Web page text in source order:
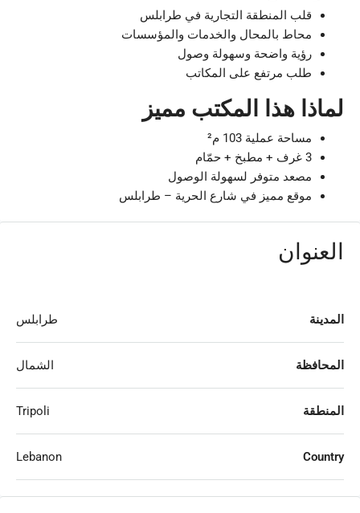
قلب المنطقة التجارية في طرابلس
محاط بالمحال والخدمات والمؤسسات
رؤية واضحة وسهولة وصول
طلب مرتفع على المكاتب
لماذا هذا المكتب مميز
مساحة عملية 103 م²
3 غرف + مطبخ + حمّام
مصعد متوفر لسهولة الوصول
موقع مميز في شارع الحرية – طرابلس
العنوان
المدينة طرابلس
المحافظة الشمال
المنطقة Tripoli
Country
Lebanon